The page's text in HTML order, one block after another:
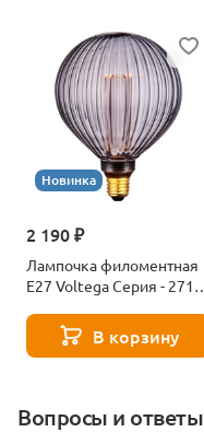
Новинка
2 190 ₽
Лампочка филоментная
Е27 Voltega Серия - 271
В корзину
Вопросы и ответы